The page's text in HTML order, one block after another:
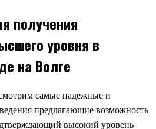
получения
уровня в
на Волге
самые надежные и
предлагающие возможность
высокий уровень